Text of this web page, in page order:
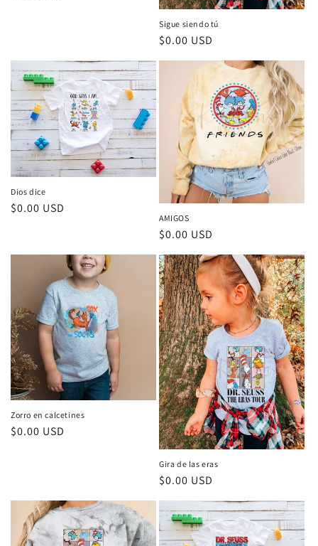
Sigue siendo tú
Precio
$0.00 USD
Dios dice
Precio
$0.00 USD
AMIGOS
Precio
$0.00 USD
Zorro en calcetines
Precio
$0.00 USD
Gira de las eras
Precio
$0.00 USD